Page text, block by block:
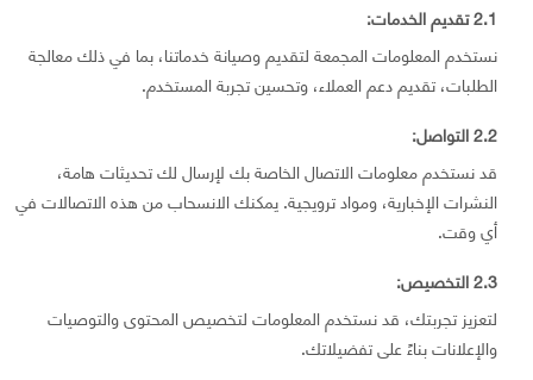
2.1 تقديم الخدمات:
نستخدم المعلومات المجمعة لتقديم وصيانة خدماتنا، بما في ذلك معالجة
الطلبات، تقديم دعم العملاء، وتحسين تجربة المستخدم.
2.2 التواصل:
قد نستخدم معلومات الاتصال الخاصة بك لإرسال لك تحديثات هامة،
النشرات الإخبارية، ومواد ترويجية. يمكنك الانسحاب من هذه الاتصالات في
أي وقت.
2.3 التخصيص:
لتعزيز تجربتك، قد نستخدم المعلومات لتخصيص المحتوى والتوصيات
والإعلانات بناءً على تفضيلاتك.